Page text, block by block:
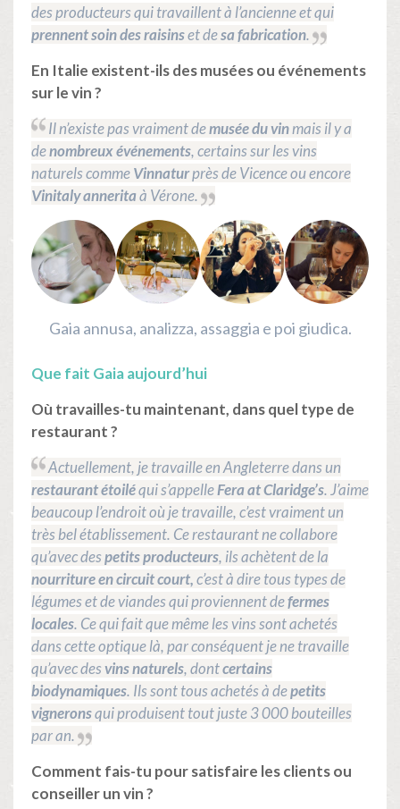
des producteurs qui travaillent à l’ancienne et qui
prennent soin des raisinset desa fabrication.
En Italie existent-ils des musées ou événements
sur le vin ?
Il n’existe pas vraiment demusée du vinmais il y a
denombreux événements, certains sur les vins
naturels commeVinnaturprès de Vicence ou encore
Vinitaly anneritaà Vérone.
Gaia annusa, analizza, assaggia e poi giudica.
Que fait Gaia aujourd’hui
Où travailles-tu maintenant, dans quel type de
restaurant ?
Actuellement, je travaille en Angleterre dans un
restaurant étoiléqui s’appelleFera at Claridge’s. J’aime
beaucoup l’endroit où je travaille, c’est vraiment un
très bel établissement. Ce restaurant ne collabore
qu’avec despetits producteurs, ils achètent de la
nourriture en circuitcourt,c’est à dire tous types de
légumes et de viandes qui proviennent defermes
locales. Ce qui fait que même les vins sont achetés
dans cette optique là, par conséquent je ne travaille
qu’avec desvins naturels, dontcertains
biodynamiques. Ils sont tous achetés à depetits
vigneronsqui produisent tout juste 3 000 bouteilles
par an.
Comment fais-tu pour satisfaire les clients ou
conseiller un vin ?